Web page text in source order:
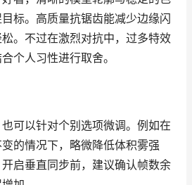
标。高质量抗锯齿能减少边缘闪
。不过在激烈对抗中，过多特效
个人习性进行取舍。
可以针对个别选项微调。例如在
的情况下，略微降低体积雾强
启垂直同步前，建议确认帧数余